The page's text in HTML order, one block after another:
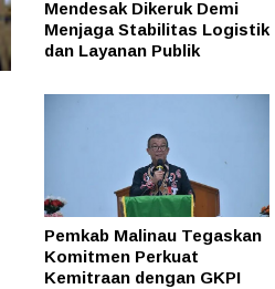
Mendesak Dikeruk Demi
Menjaga Stabilitas Logistik
dan Layanan Publik
Pemkab Malinau Tegaskan
Komitmen Perkuat
Kemitraan dengan GKPI